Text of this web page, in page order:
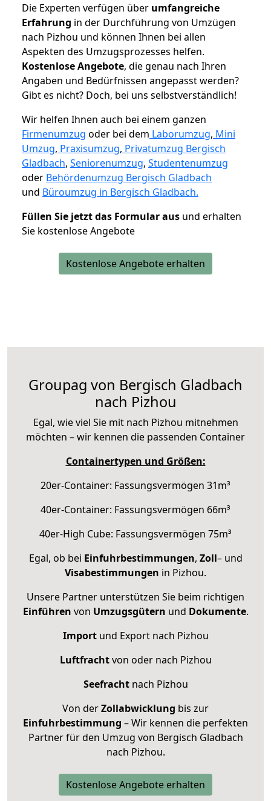
Die Experten verfügen über umfangreiche
Erfahrung in der Durchführung von Umzügen
nach Pizhou und können Ihnen bei allen
Aspekten des Umzugsprozesses helfen.
Kostenlose Angebote, die genau nach Ihren
Angaben und Bedürfnissen angepasst werden?
Gibt es nicht? Doch, bei uns selbstverständlich!
Wir helfen Ihnen auch bei einem ganzen
Firmenumzug oder bei dem Laborumzug, Mini
Umzug, Praxisumzug, Privatumzug Bergisch
Gladbach, Seniorenumzug, Studentenumzug
oder Behördenumzug Bergisch Gladbach
und Büroumzug in Bergisch Gladbach.
Füllen Sie jetzt das Formular aus und erhalten
Sie kostenlose Angebote
Kostenlose Angebote erhalten
Groupag von Bergisch Gladbach
nach Pizhou
Egal, wie viel Sie mit nach Pizhou mitnehmen
möchten – wir kennen die passenden Container
Containertypen und Größen:
20er-Container: Fassungsvermögen 31m³
40er-Container: Fassungsvermögen 66m³
40er-High Cube: Fassungsvermögen 75m³
Egal, ob bei Einfuhrbestimmungen, Zoll– und
Visabestimmungen in Pizhou.
Unsere Partner unterstützen Sie beim richtigen
Einführen von Umzugsgütern und Dokumente.
Importund Export nach Pizhou
Luftfrachtvon oder nach Pizhou
Seefrachtnach Pizhou
Von derZollabwicklung bis zur
Einfuhrbestimmung – Wir kennen die perfekten
Partner für den Umzug von Bergisch Gladbach
nach Pizhou.
Kostenlose Angebote erhalten